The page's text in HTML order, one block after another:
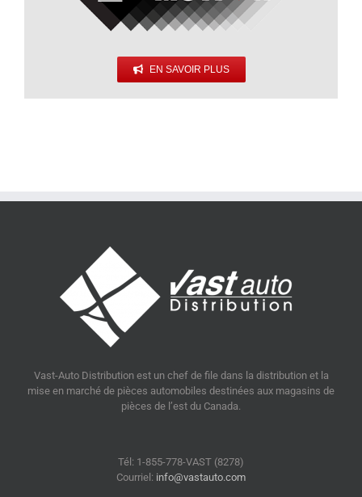
EN SAVOIR PLUS
Vast-Auto Distribution est un chef de file dans la distribution et la
mise en marché de pièces automobiles destinées aux magasins de
pièces de l’est du Canada.
Tél: 1-855-778-VAST (8278)
Courriel: info@vastauto.com